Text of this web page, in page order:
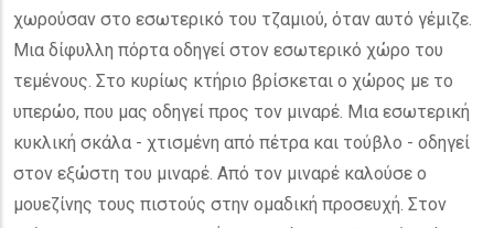
χωρούσαν στο εσωτερικό του τζαμιού, όταν αυτό γέμιζε.
Μια δίφυλλη πόρτα οδηγεί στον εσωτερικό χώρο του
τεμένους. Στο κυρίως κτήριο βρίσκεται ο χώρος με το
υπερώο, που μας οδηγεί προς τον μιναρέ. Μια εσωτερική
κυκλική σκάλα - χτισμένη από πέτρα και τούβλο - οδηγεί
στον εξώστη του μιναρέ. Από τον μιναρέ καλούσε ο
μουεζίνης τους πιστούς στην ομαδική προσευχή. Στον